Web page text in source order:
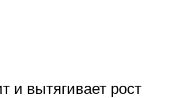
и вытягивает рост